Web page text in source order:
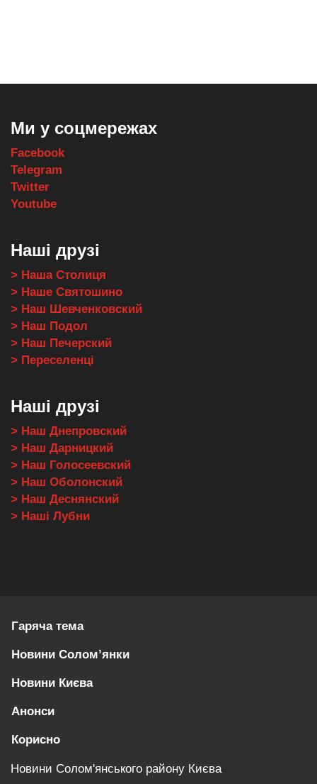
Ми у соцмережах
Facebook
Telegram
Twitter
Youtube
Наші друзі
> Наша Столиця
> Наше Святошино
> Наш Шевченковский
> Наш Подол
> Наш Печерский
> Переселенці
Наші друзі
> Наш Днепровский
> Наш Дарницкий
> Наш Голосеевский
> Наш Оболонский
> Наш Деснянский
> Наші Лубни
Гаряча тема
Новини Солом’янки
Новини Києва
Анонси
Корисно
Новини Солом'янського району Києва